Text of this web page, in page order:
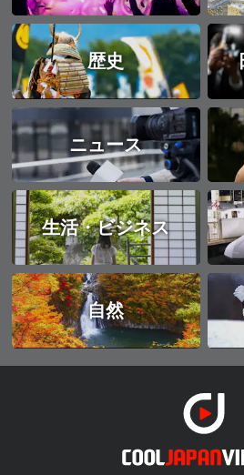
歴史
ニュース
生活・ビジネス
自然